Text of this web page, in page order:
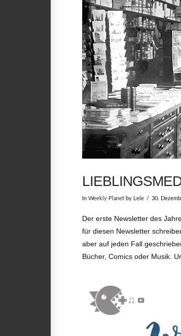
InWeekly Planet by Lele 30.
Der erste Newsletter des
für diesen Newsletter
aber auf jeden Fall
Bücher, Comics oder Musik.